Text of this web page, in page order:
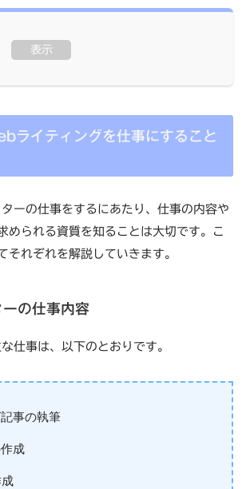
表示
ライティングを仕事にすること
ーの仕事をするにあたり、仕事の内容や
められる資質を知ることは大切です。こ
それぞれを解説していきます。
の仕事内容
仕事は、以下のとおりです。
事の執筆
成